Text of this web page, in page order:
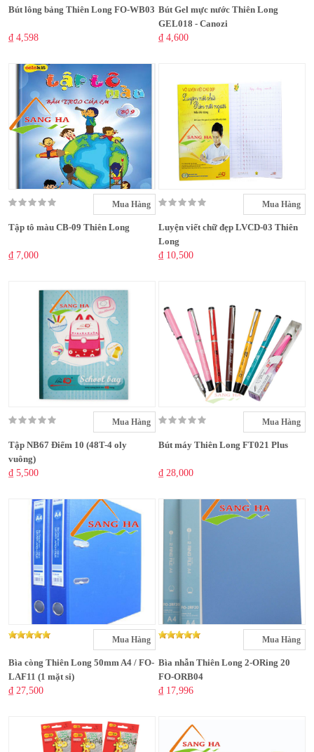
Bút lông bảng Thiên Long FO-WB03
₫ 4,598
Bút Gel mực nước Thiên Long
GEL018 - Canozi
₫ 4,600
Mua Hàng
Tập tô màu CB-09 Thiên Long
₫ 7,000
Mua Hàng
Luyện viết chữ đẹp LVCD-03 Thiên
Long
₫ 10,500
Mua Hàng
Tập NB67 Điểm 10 (48T-4 oly
vuông)
₫ 5,500
Mua Hàng
Bút máy Thiên Long FT021 Plus
₫ 28,000
Mua Hàng
Bìa còng Thiên Long 50mm A4 / FO-
LAF11 (1 mặt si)
₫ 27,500
Mua Hàng
Bìa nhẫn Thiên Long 2-ORing 20
FO-ORB04
₫ 17,996